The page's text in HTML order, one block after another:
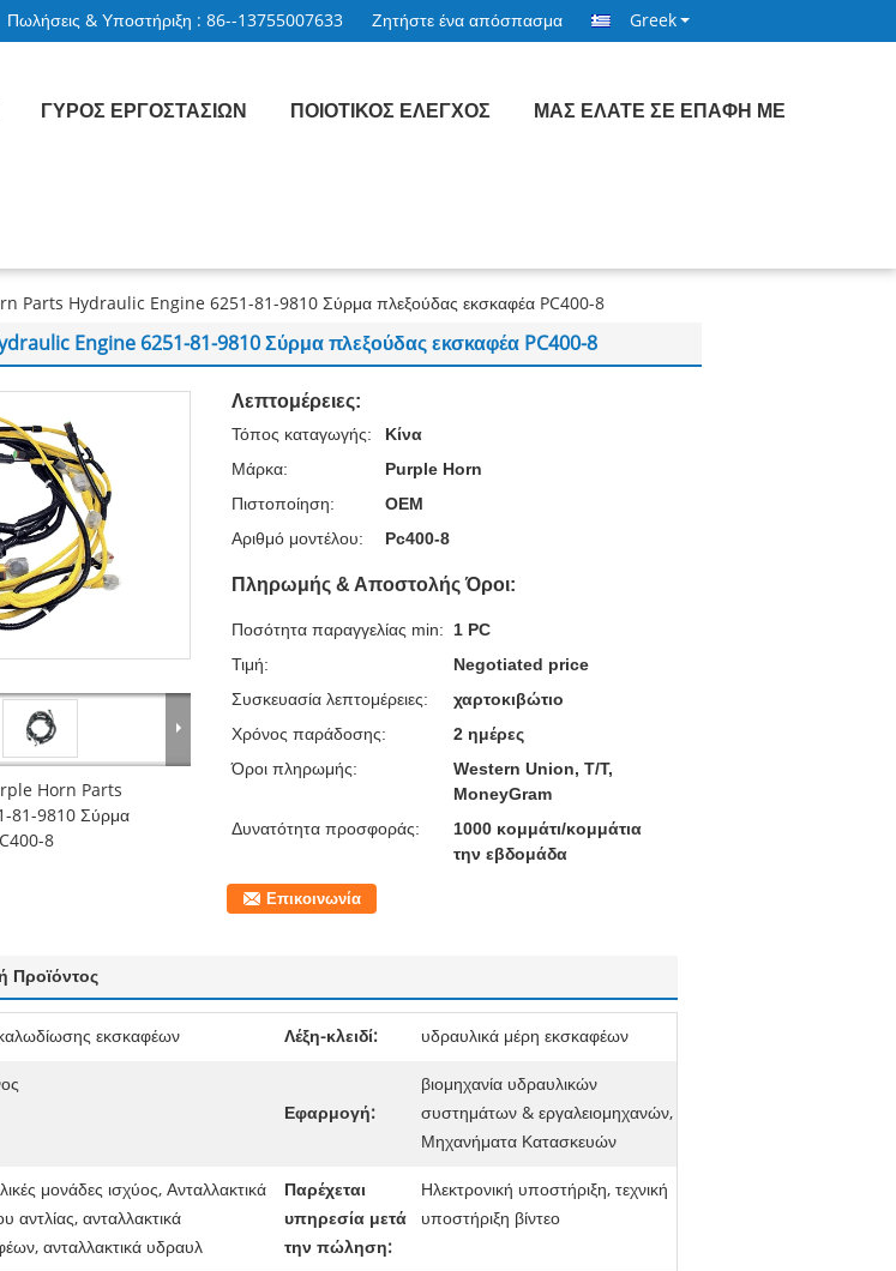
Πωλήσεις & Υποστήριξη : 86--13755007633 Ζητήστε ένα απόσπασμα Greek
ΓΎΡΟΣ ΕΡΓΟΣΤΑΣΊΩΝ ΠΟΙΟΤΙΚΌΣ ΈΛΕΓΧΟΣ ΜΑΣ ΕΛΆΤΕ ΣΕ ΕΠΑΦΉ ΜΕ
Parts Hydraulic Engine 6251-81-9810 Σύρμα πλεξούδας εκσκαφέα PC400-8
Engine 6251-81-9810 Σύρμα πλεξούδας εκσκαφέα PC400-8
Horn Parts
81-9810 Σύρμα
8
Λεπτομέρειες:
Τόπος καταγωγής:
Κίνα
Μάρκα:
Purple Horn
Πιστοποίηση:
OEM
Αριθμό μοντέλου:
Pc400-8
Πληρωμής & Αποστολής Όροι:
Ποσότητα παραγγελίας min:
1 PC
Τιμή:
Negotiated price
Συσκευασία λεπτομέρειες:
χαρτοκιβώτιο
Χρόνος παράδοσης:
2 ημέρες
Όροι πληρωμής:
Western Union, T/T,
MoneyGram
Δυνατότητα προσφοράς:
1000 κομμάτι/κομμάτια
την εβδομάδα
Επικοινωνία
Προϊόντος
εκσκαφέων Λέξη-κλειδί: υδραυλικά μέρη εκσκαφέων
Εφαρμογή:
βιομηχανία υδραυλικών
συστημάτων & εργαλειομηχανών,
Μηχανήματα Κατασκευών
μονάδες ισχύος, Ανταλλακτικά
αντλίας, ανταλλακτικά
ανταλλακτικά υδραυλ
Παρέχεται
υπηρεσία μετά
την πώληση:
Ηλεκτρονική υποστήριξη, τεχνική
υποστήριξη βίντεο